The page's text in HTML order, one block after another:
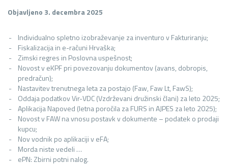
Objavljeno 3. decembra 2025
Individualno spletno izobraževanje za inventuro v Fakturiranju;
Fiskalizacija in e-računi Hrvaška;
Zimski regres in Poslovna uspešnost;
Novost v eKPF pri povezovanju dokumentov (avans, dobropis,
predračun);
Nastavitev trenutnega leta za postajo (Faw, Faw Lt, FawS);
Oddaja podatkov Vir-VDC (Vzdrževani družinski člani) za leto 2025;
Aplikacija Napoved (letna poročila za FURS in AJPES za leto 2025);
Novost v FAW na vnosu postavk v dokumente – podatek o prodaji
kupcu;
Nov vodnik po aplikaciji v eFA;
Morda niste vedeli …
ePN: Zbirni potni nalog.